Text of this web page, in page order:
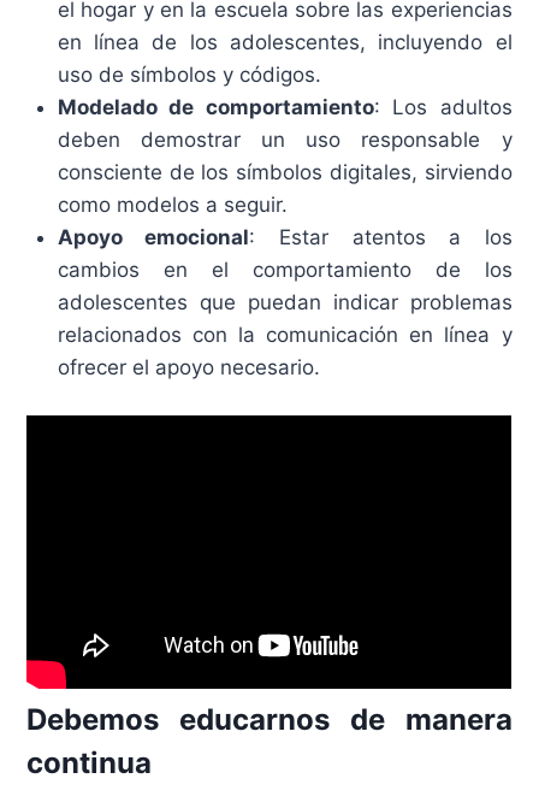
el hogar y en la escuela sobre las experiencias
en línea de los adolescentes, incluyendo el
uso de símbolos y códigos.​
Modelado de comportamiento: Los adultos
deben demostrar un uso responsable y
consciente de los símbolos digitales, sirviendo
como modelos a seguir.​
Apoyo emocional: Estar atentos a los
cambios en el comportamiento de los
adolescentes que puedan indicar problemas
relacionados con la comunicación en línea y
ofrecer el apoyo necesario.​
Debemos educarnos de manera
continua